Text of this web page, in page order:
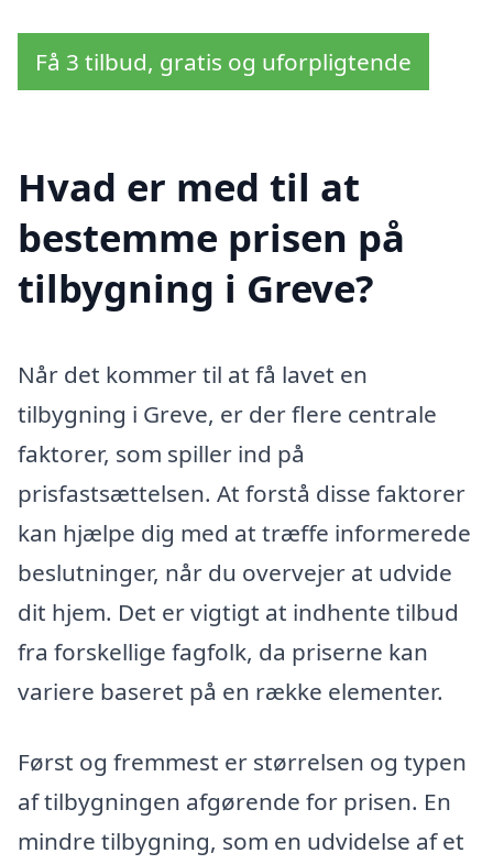
Få 3 tilbud, gratis og uforpligtende
Hvad er med til at
bestemme prisen på
tilbygning i Greve?
Når det kommer til at få lavet en
tilbygning i Greve, er der flere centrale
faktorer, som spiller ind på
prisfastsættelsen. At forstå disse faktorer
kan hjælpe dig med at træffe informerede
beslutninger, når du overvejer at udvide
dit hjem. Det er vigtigt at indhente tilbud
fra forskellige fagfolk, da priserne kan
variere baseret på en række elementer.
Først og fremmest er størrelsen og typen
af tilbygningen afgørende for prisen. En
mindre tilbygning, som en udvidelse af et